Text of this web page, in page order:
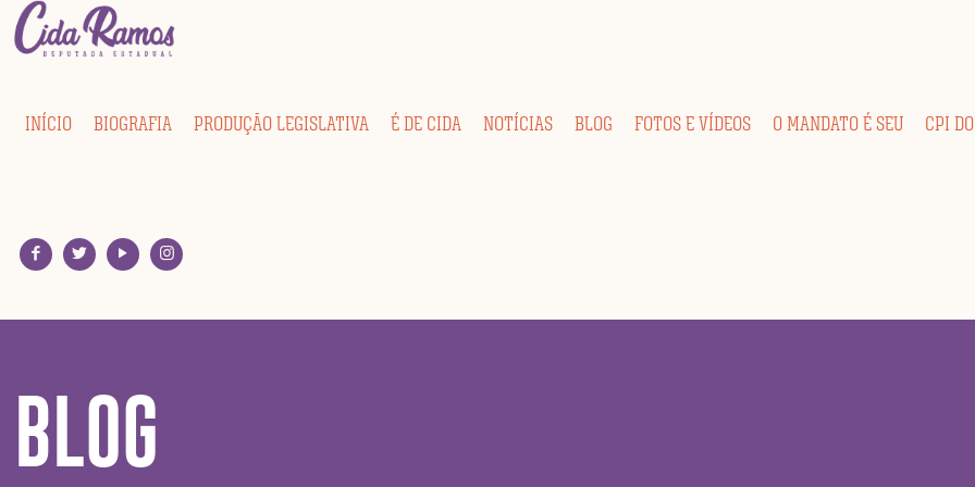
INÍCIO BIOGRAFIA PRODUÇÃO LEGISLATIVA É DE CIDA NOTÍCIAS BLOG FOTOS E VÍDEOS O MANDATO É SEU CPI
BLOG